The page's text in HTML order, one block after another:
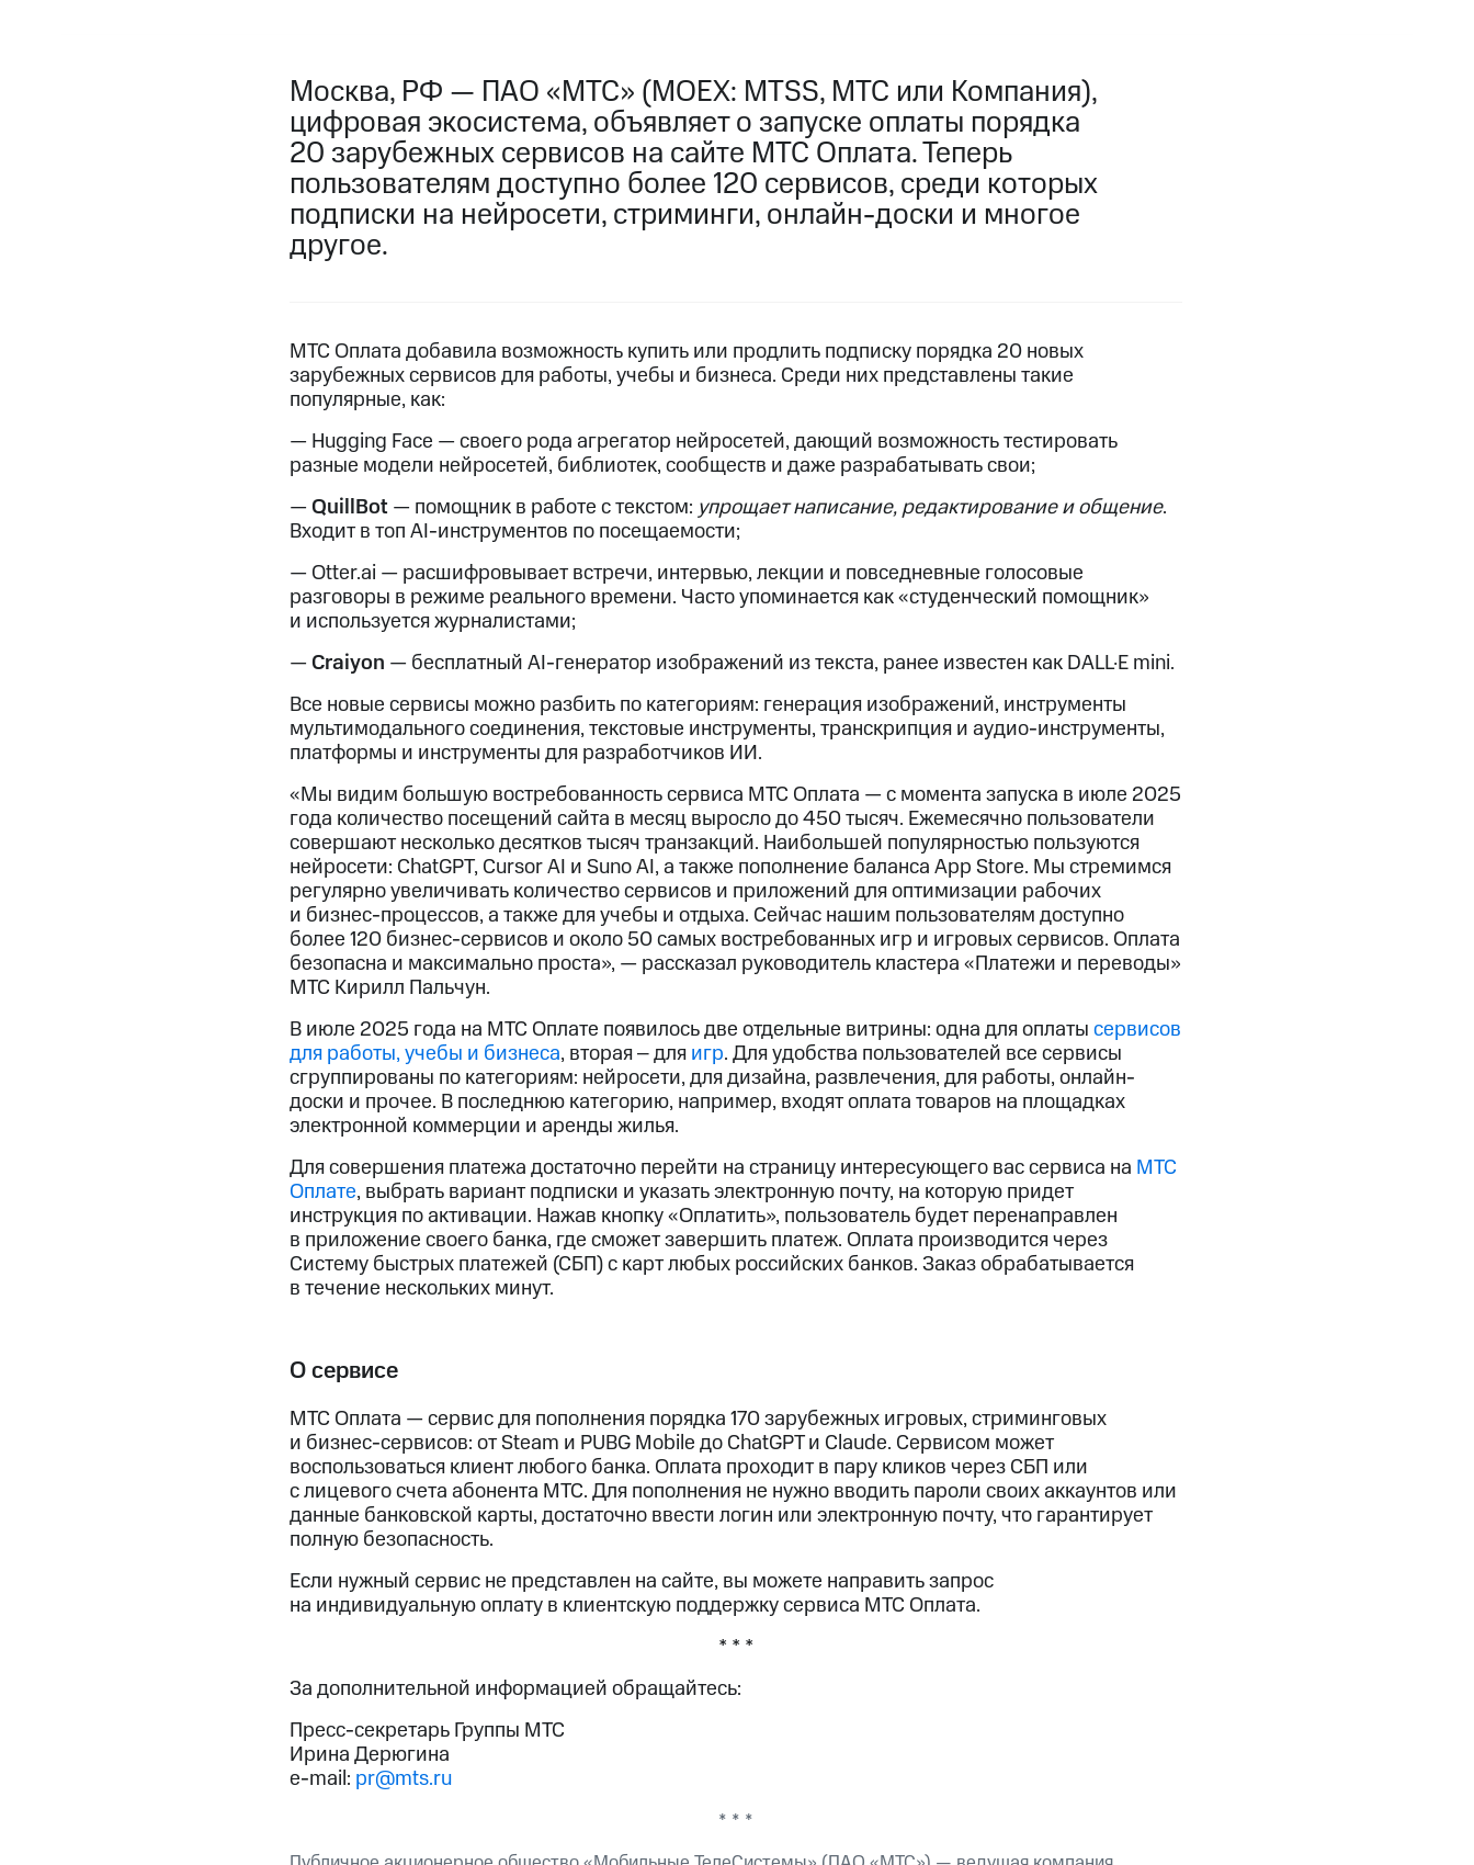
Москва, РФ — ПАО «МТС» (MOEX: MTSS, МТС или Компания),
цифровая экосистема, объявляет о запуске оплаты порядка
20 зарубежных сервисов на сайте МТС Оплата. Теперь
пользователям доступно более 120 сервисов, среди которых
подписки на нейросети, стриминги, онлайн-доски и многое
другое.
МТС Оплата добавила возможность купить или продлить подписку порядка 20 новых
зарубежных сервисов для работы, учебы и бизнеса. Среди них представлены такие
популярные, как:
— Hugging Face — своего рода агрегатор нейросетей, дающий возможность тестировать
разные модели нейросетей, библиотек, сообществ и даже разрабатывать свои;
—QuillBot — помощник в работе с текстом: упрощает написание, редактирование и общение.
Входит в топ AI-инструментов по посещаемости;
— Otter.ai — расшифровывает встречи, интервью, лекции и повседневные голосовые
разговоры в режиме реального времени. Часто упоминается как «студенческий помощник»
и используется журналистами;
—Craiyon — бесплатный AI-генератор изображений из текста, ранее известен как DALL·E mini.
Все новые сервисы можно разбить по категориям: генерация изображений, инструменты
мультимодального соединения, текстовые инструменты, транскрипция и аудио-инструменты,
платформы и инструменты для разработчиков ИИ.
«Мы видим большую востребованность сервиса МТС Оплата — с момента запуска в июле 2025
года количество посещений сайта в месяц выросло до 450 тысяч. Ежемесячно пользователи
совершают несколько десятков тысяч транзакций. Наибольшей популярностью пользуются
нейросети: ChatGPT, Cursor AI и Suno AI, а также пополнение баланса App Store. Мы стремимся
регулярно увеличивать количество сервисов и приложений для оптимизации рабочих
и бизнес-процессов, а также для учебы и отдыха. Сейчас нашим пользователям доступно
более 120 бизнес-сервисов и около 50 самых востребованных игр и игровых сервисов. Оплата
безопасна и максимально проста», — рассказал руководитель кластера «Платежи и переводы»
МТС Кирилл Пальчун.
В июле 2025 года на МТС Оплате появилось две отдельные витрины: одна для оплатысервисов
для работы, учебы и бизнеса, вторая ‒ дляигр. Для удобства пользователей все сервисы
сгруппированы по категориям: нейросети, для дизайна, развлечения, для работы, онлайн-
доски и прочее. В последнюю категорию, например, входят оплата товаров на площадках
электронной коммерции и аренды жилья.
Для совершения платежа достаточно перейти на страницу интересующего вас сервиса на МТС
Оплате, выбрать вариант подписки и указать электронную почту, на которую придет
инструкция по активации. Нажав кнопку «Оплатить», пользователь будет перенаправлен
в приложение своего банка, где сможет завершить платеж. Оплата производится через
Систему быстрых платежей (СБП) с карт любых российских банков. Заказ обрабатывается
в течение нескольких минут.
О сервисе
МТС Оплата — сервис для пополнения порядка 170 зарубежных игровых, стриминговых
и бизнес-сервисов: от Steam и PUBG Mobile до ChatGPT и Claude. Сервисом может
воспользоваться клиент любого банка. Оплата проходит в пару кликов через СБП или
с лицевого счета абонента МТС. Для пополнения не нужно вводить пароли своих аккаунтов или
данные банковской карты, достаточно ввести логин или электронную почту, что гарантирует
полную безопасность.
Если нужный сервис не представлен на сайте, вы можете направить запрос
на индивидуальную оплату в клиентскую поддержку сервиса МТС Оплата.
* * *
За дополнительной информацией обращайтесь:
Пресс-секретарь Группы МТС
Ирина Дерюгина
e-mail: pr@mts.ru
* * *